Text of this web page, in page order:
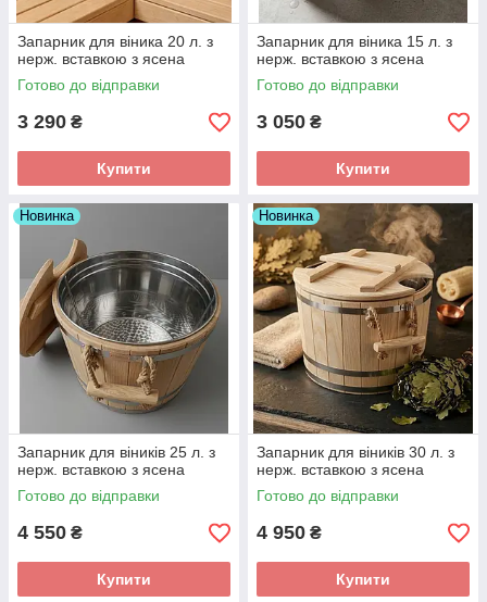
Запарник для віника 20 л. з
нерж. вставкою з ясена
Готово до відправки
3 290 ₴
Купити
Запарник для віника 15 л. з
нерж. вставкою з ясена
Готово до відправки
3 050 ₴
Купити
Новинка
Запарник для віників 25 л. з
нерж. вставкою з ясена
Готово до відправки
4 550 ₴
Купити
Новинка
Запарник для віників 30 л. з
нерж. вставкою з ясена
Готово до відправки
4 950 ₴
Купити